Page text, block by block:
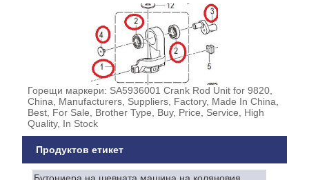
Горещи маркери: SA5936001 Crank Rod Unit for 9820,
China, Manufacturers, Suppliers, Factory, Made In China,
Best, For Sale, Brother Type, Buy, Price, Service, High
Quality, In Stock
Продуктов етикет
Бутониера на шевната машина на коляновия